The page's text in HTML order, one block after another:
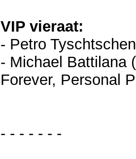
VIP vieraat:
- Petro
- Michael Battilana
Forever, Personal
- - - - - - -